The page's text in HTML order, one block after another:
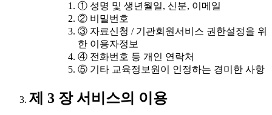
① 성명 및 생년월일, 신분, 이메일
② 비밀번호
③ 자료신청 / 기관회원서비스 권한설정을 위
한 이용자정보
④ 전화번호 등 개인 연락처
⑤ 기타 교육정보원이 인정하는 경미한 사항
제 3 장 서비스의 이용